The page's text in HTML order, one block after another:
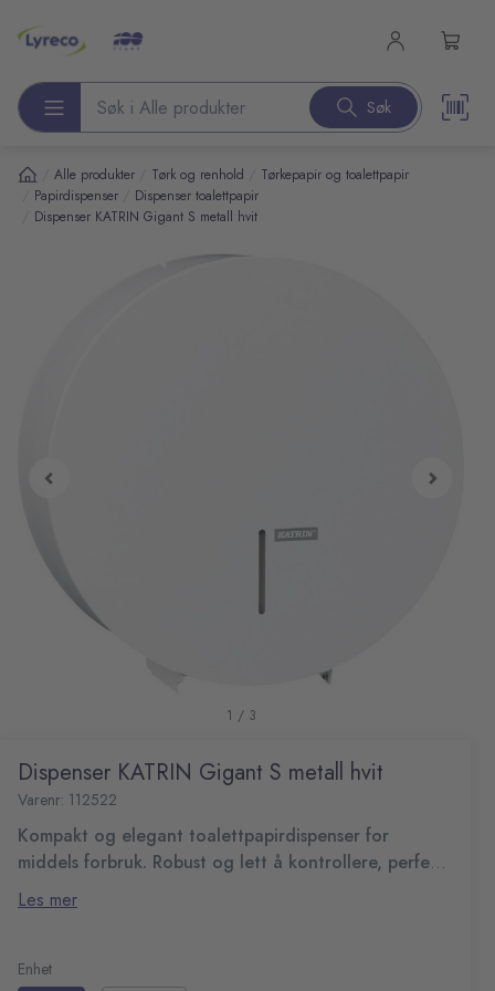
Søk etter produkter Søk
Alle produkter Tørk og renhold Tørkepapir og toalettpapir
Papirdispenser Dispenser toalettpapir
Dispenser KATRIN Gigant S metall hvit
1 / 3
Dispenser KATRIN Gigant S metall hvit
Varenr: 112522
Kompakt og elegant toalettpapirdispenser for
middels forbruk. Robust og lett å kontrollere, perfekt
for mindre rom.
Mindre toalettdispenser for jumboruller i elegant hvitt
metall, perfekt for rom med færre besøkende, hvor
Les mer
Enhet